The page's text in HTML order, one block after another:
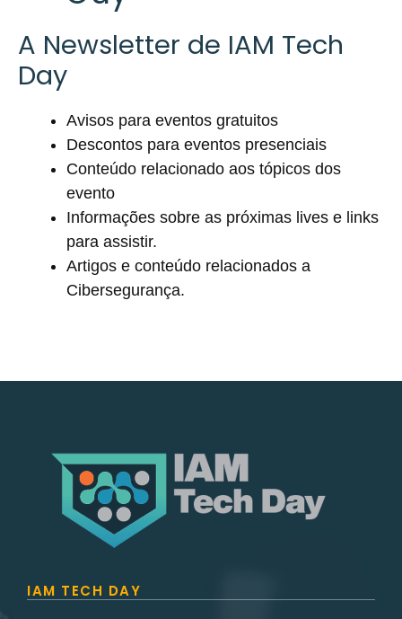
A Newsletter de IAM Tech
Day
Avisos para eventos gratuitos
Descontos para eventos presenciais
Conteúdo relacionado aos tópicos dos
evento
Informações sobre as próximas lives e links
para assistir.
Artigos e conteúdo relacionados a
Cibersegurança.
IAM TECH DAY